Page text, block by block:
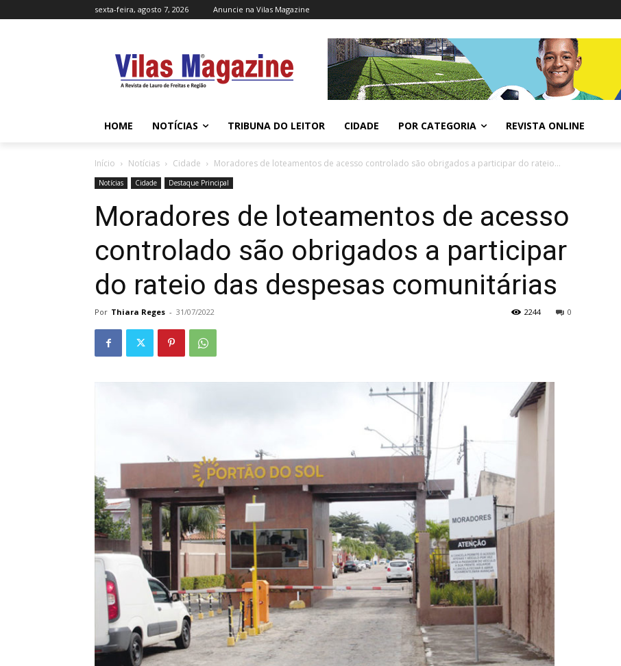
sexta-feira, agosto 7, 2026 Anuncie na Vilas Magazine
HOME NOTÍCIAS TRIBUNA DO LEITOR CIDADE POR CATEGORIA REVISTA ONLINE
Início Notícias Cidade Moradores de loteamentos de acesso controlado são obrigados a participar do rateio...
Notícias Cidade Destaque Principal
Moradores de loteamentos de acesso
controlado são obrigados a participar
do rateio das despesas comunitárias
Por Thiara Reges - 31/07/2022 0
2244